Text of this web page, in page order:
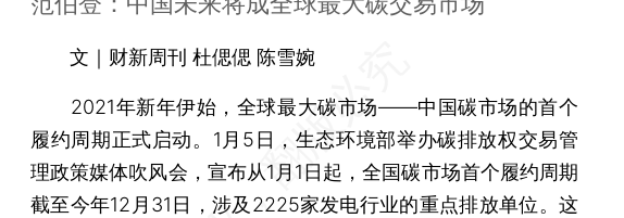
文｜财新周刊 杜偲偲 陈雪婉
2021年新年伊始，全球最大碳市场——中国碳市场的首个
履约周期正式启动。1月5日，生态环境部举办碳排放权交易管
理政策媒体吹风会，宣布从1月1日起，全国碳市场首个履约周期
截至今年12月31日，涉及2225家发电行业的重点排放单位。这